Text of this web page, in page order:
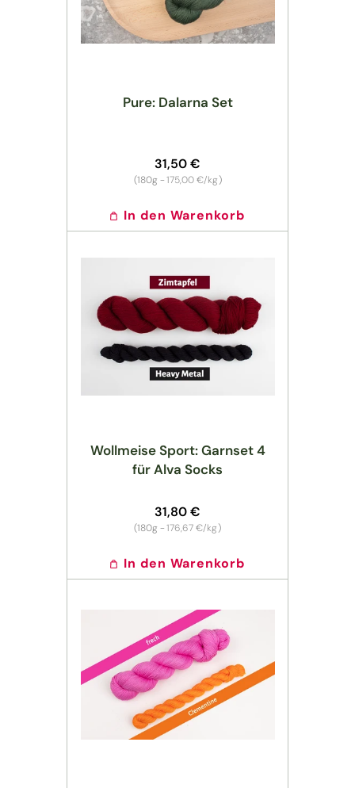
Pure: Dalarna Set
Normaler
Preis
31,50 €
(180g -Grundpreis
175,00 €/kg)
In den Warenkorb
Wollmeise Sport: Garnset 4
für Alva Socks
Normaler
Preis
31,80 €
(180g -Grundpreis
176,67 €/kg)
In den Warenkorb